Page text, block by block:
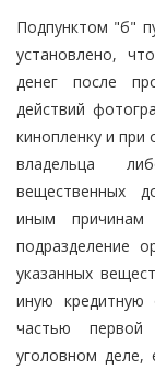
Подпунктом "б"
установлено,
денег после
действий
кинопленку и при
владельца
вещественных
иным
подразделение
указанных
иную кредитную
частью
уголовном деле,